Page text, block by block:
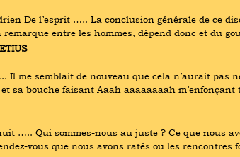
De l’esprit ….. La conclusion générale de ce
remarque entre les hommes, dépend donc et du
Il me semblait de nouveau que cela n’aurait pas
sa bouche faisant Aaah aaaaaaaah
….. Qui sommes-nous au juste ? Ce que nous
vous que nous avons ratés ou les